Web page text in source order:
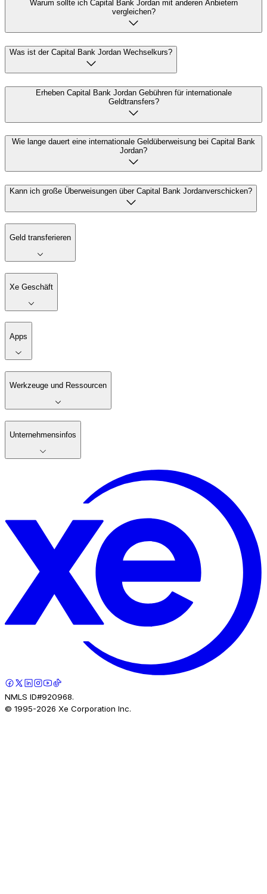
Warum sollte ich Capital Bank Jordan mit anderen Anbietern
vergleichen?
Was ist der Capital Bank Jordan Wechselkurs?
Erheben Capital Bank Jordan Gebühren für internationale
Geldtransfers?
Wie lange dauert eine internationale Geldüberweisung bei Capital Bank
Jordan?
Kann ich große Überweisungen über Capital Bank Jordanverschicken?
Geld transferieren
Xe Geschäft
Apps
Werkzeuge und Ressourcen
Unternehmensinfos
NMLS ID#920968.
© 1995-2026 Xe Corporation Inc.